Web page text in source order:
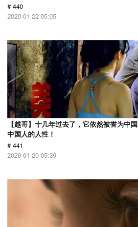
# 440
2020-01-22 05:05
【越哥】十几年过去了，它依然被誉为中
中国人的人性！
# 441
2020-01-20 05:39